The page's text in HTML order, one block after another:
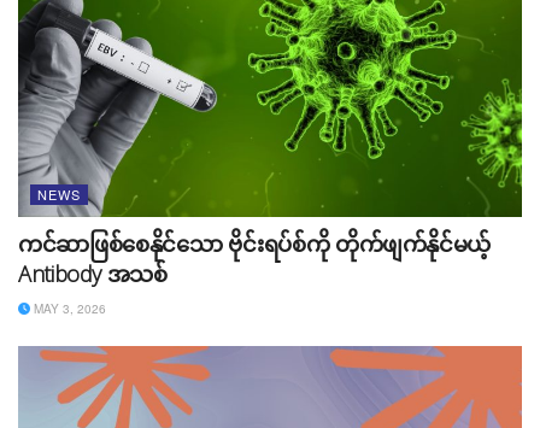
NEWS
ကင်ဆာဖြစ်စေနိုင်သော ဗိုင်းရပ်စ်ကို တိုက်ဖျက်နိုင်မယ့်
Antibody အသစ်
MAY 3, 2026